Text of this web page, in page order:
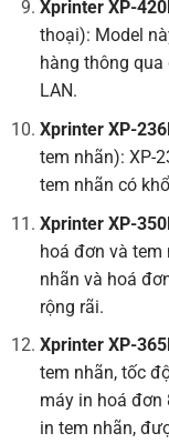
Xprinter XP-
thoại): Model
hàng thông
LAN.
Xprinter XP-
tem nhãn): XP-
tem nhãn có
Xprinter XP-
hoá đơn và tem
nhãn và hoá
rộng rãi.
Xprinter XP-
tem nhãn, tốc
máy in hoá đơn
in tem nhãn,